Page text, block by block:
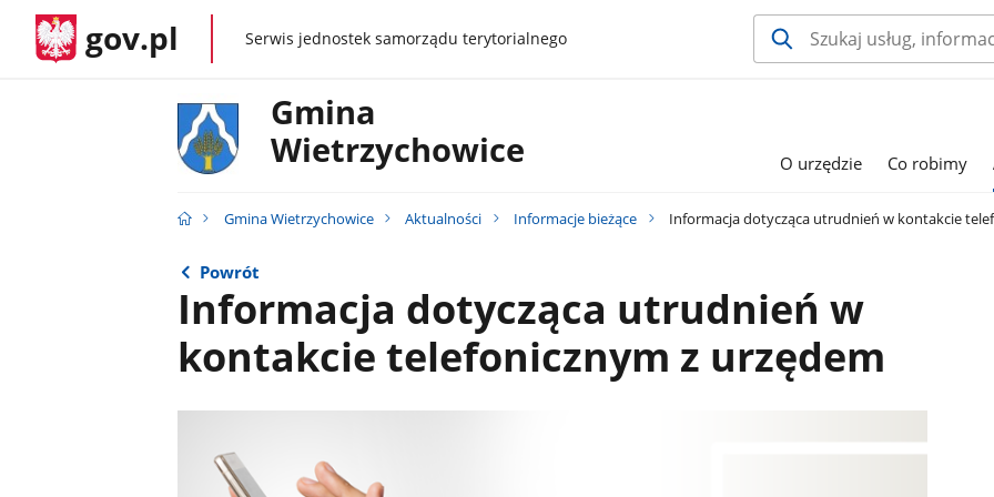
gov.pl gov.plSerwis jednostek samorządu terytorialnego
Gmina
Wietrzychowice
O urzędzie Co robimy
Gmina Wietrzychowice Aktualności Informacje bieżące Informacja dotycząca utrudnień w kontakcie
Powrót
Informacja dotycząca utrudnień w
kontakcie telefonicznym z urzędem